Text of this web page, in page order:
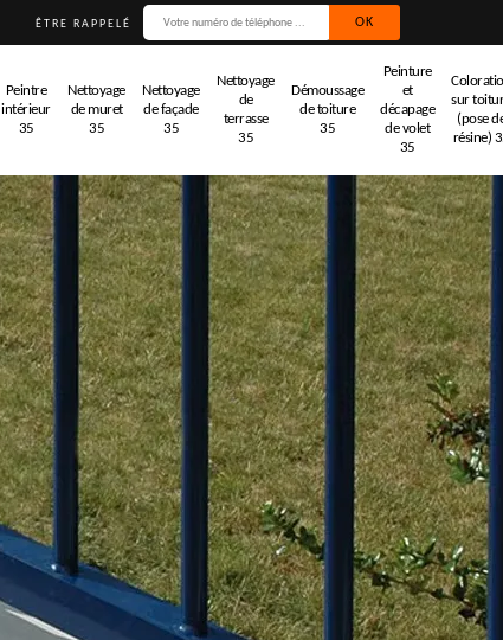
ÊTRE RAPPELÉ
Peintre
intérieur
35
Nettoyage
de muret
35
Nettoyage
de façade
35
Nettoyage
de
terrasse
35
Démoussage
de toiture
35
Peinture
et
décapage
de volet
35
sur
(pose
résine)